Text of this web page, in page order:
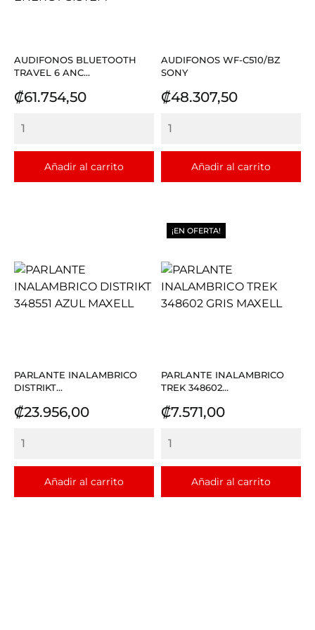
AUDIFONOS BLUETOOTH
TRAVEL 6 ANC...
Precio
₡61.754,50
Añadir al carrito
AUDIFONOS WF-C510/BZ
SONY
Precio
₡48.307,50
Añadir al carrito
PARLANTE INALAMBRICO
DISTRIKT...
Precio
₡23.956,00
Añadir al carrito
PARLANTE INALAMBRICO
TREK 348602...
Precio
₡7.571,00
Añadir al carrito
¡EN OFERTA!